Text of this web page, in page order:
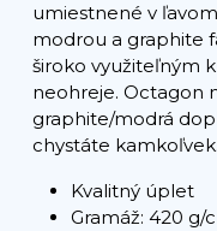
umiestnené v
modrou a graphite
široko využiteľným
neohreje. Octagon
graphite/modrá
chystáte kamkoľvek.
Kvalitný úplet
Gramáž: 420 g/